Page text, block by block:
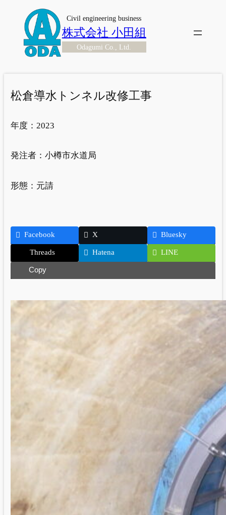
プ
Civil engineering business
株式会社 小田組
Odagumi Co., Ltd.
松倉導水トンネル改修工事
年度： 2023
発注者：小樽市水道局
形態： 元請
Facebook X Bluesky
Threads Hatena LINE
Copy